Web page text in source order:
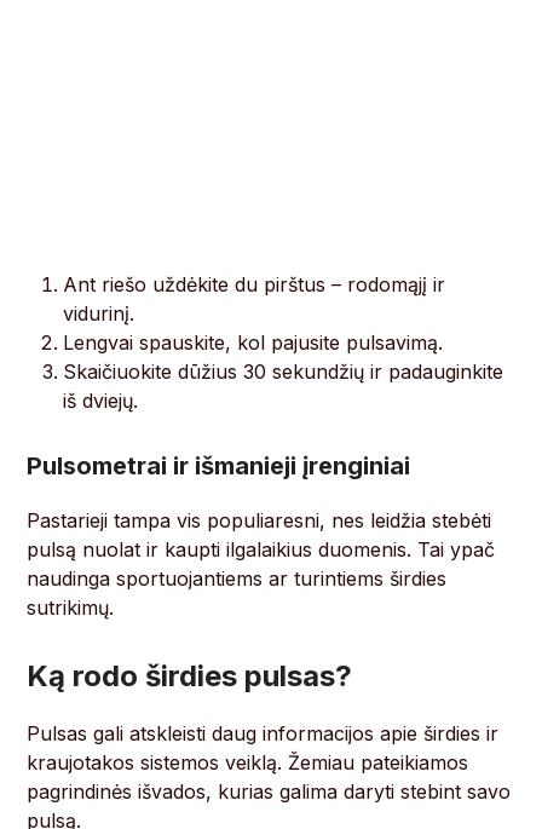
Ant riešo uždėkite du pirštus – rodomąjį ir
vidurinį.
Lengvai spauskite, kol pajusite pulsavimą.
Skaičiuokite dūžius 30 sekundžių ir padauginkite
iš dviejų.
Pulsometrai ir išmanieji įrenginiai
Pastarieji tampa vis populiaresni, nes leidžia stebėti
pulsą nuolat ir kaupti ilgalaikius duomenis. Tai ypač
naudinga sportuojantiems ar turintiems širdies
sutrikimų.
Ką rodo širdies pulsas?
Pulsas gali atskleisti daug informacijos apie širdies ir
kraujotakos sistemos veiklą. Žemiau pateikiamos
pagrindinės išvados, kurias galima daryti stebint savo
pulsą.